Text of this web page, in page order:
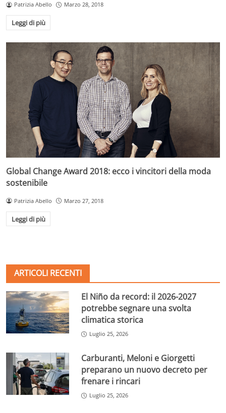
Patrizia Abello Marzo 28, 2018
Leggi di più
Global Change Award 2018: ecco i vincitori della moda
sostenibile
Patrizia Abello Marzo 27, 2018
Leggi di più
ARTICOLI RECENTI
El Niño da record: il 2026-2027
potrebbe segnare una svolta
climatica storica
Luglio 25, 2026
Carburanti, Meloni e Giorgetti
preparano un nuovo decreto per
frenare i rincari
Luglio 25, 2026